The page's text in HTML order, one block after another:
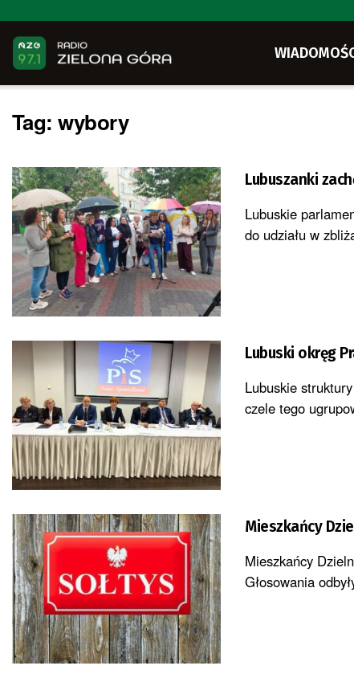
Tag:wybory
Lubuszanki
Lubuskie
do udziału w
Lubuski okręg
Lubuskie
czele tego
Mieszkańcy
Mieszkańcy
Głosowania